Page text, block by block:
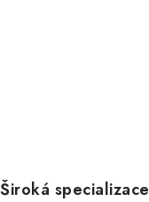
Široká specializace